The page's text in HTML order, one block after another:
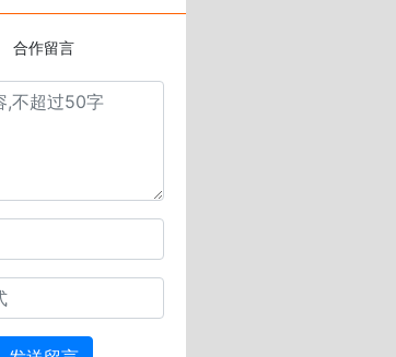
合作留言